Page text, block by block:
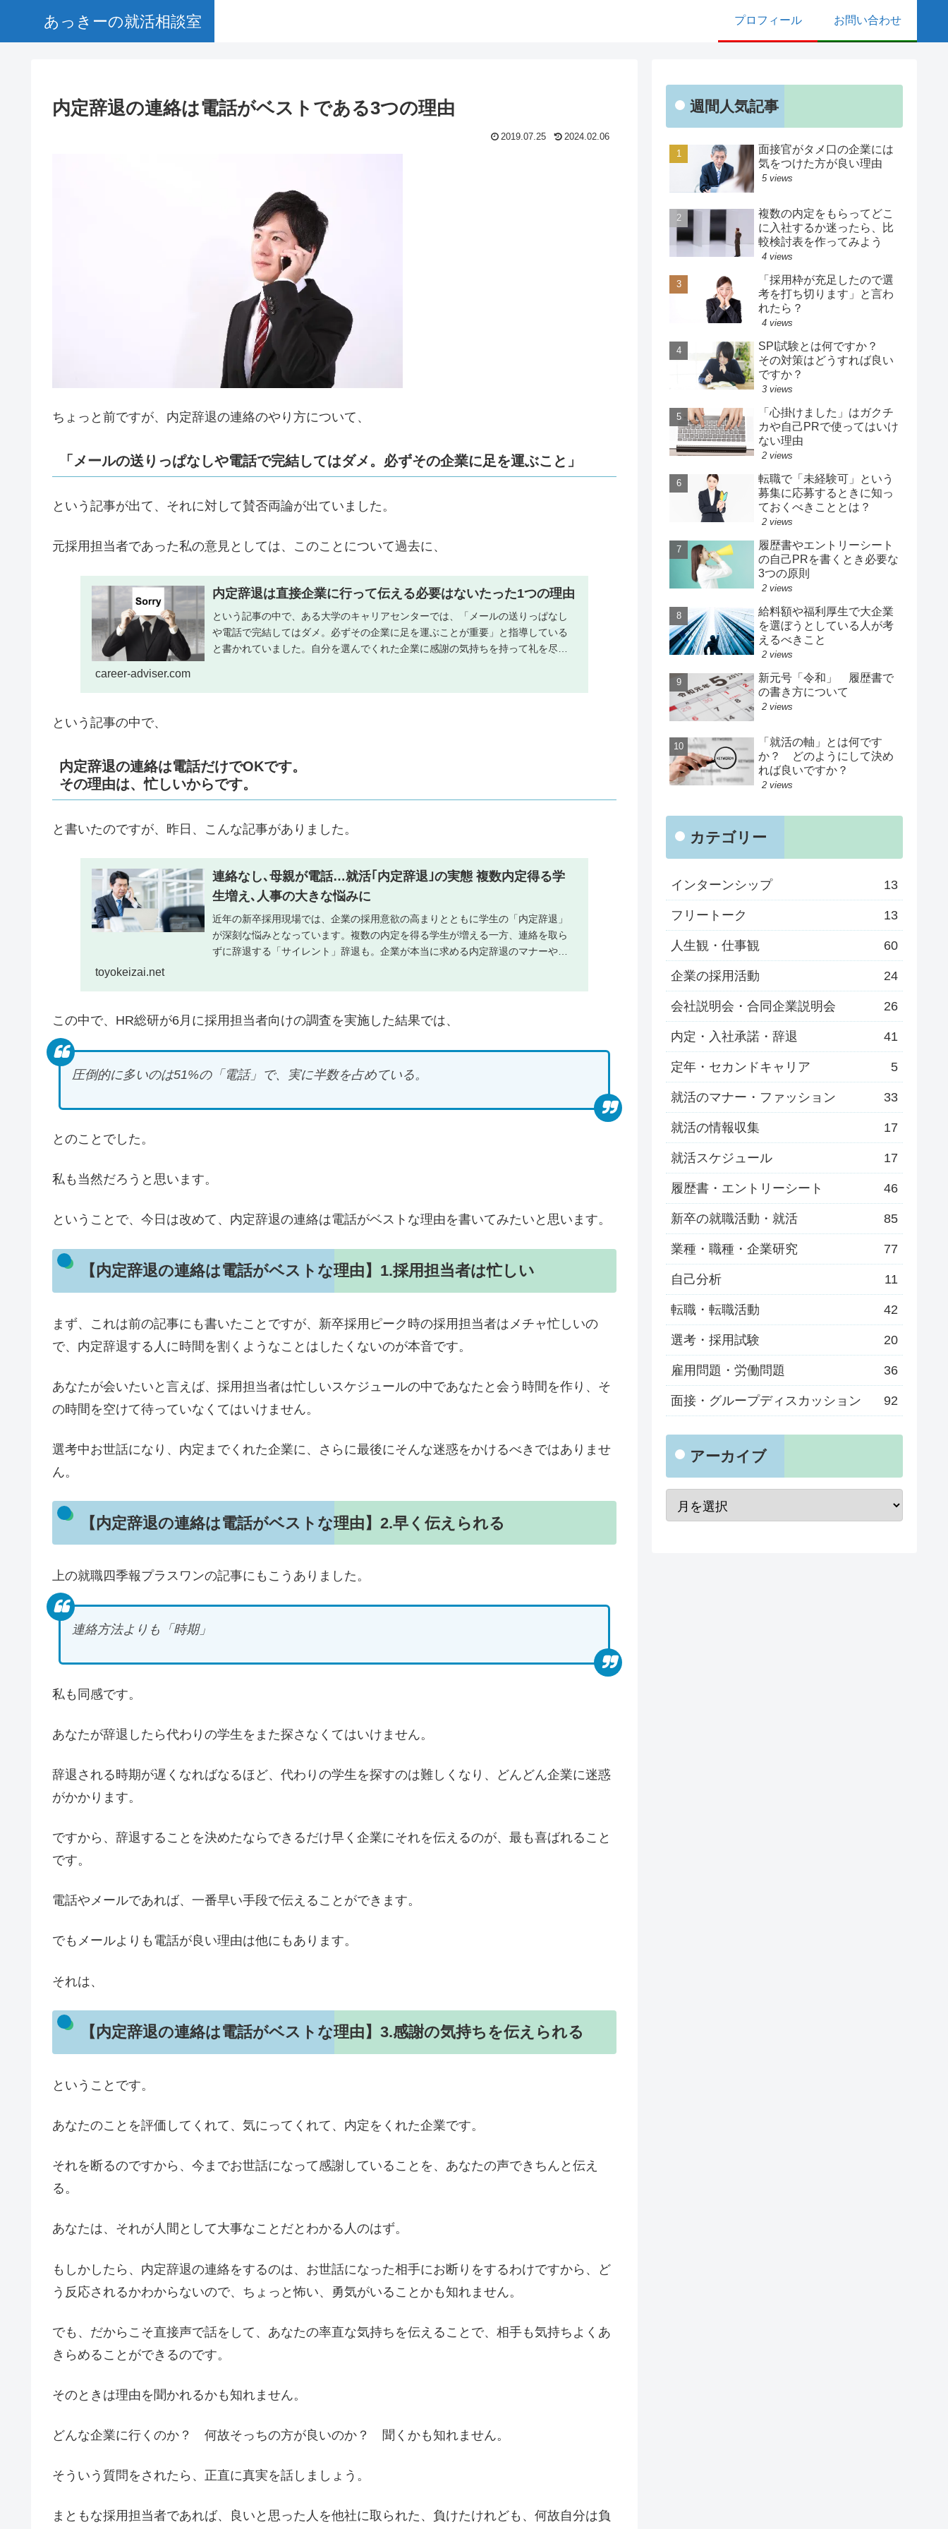
あっきーの就活相談室 プロフィール お問い合わせ
内定辞退の連絡は電話がベストである3つの理由
2019.07.25 2024.02.06
ちょっと前ですが、内定辞退の連絡のやり方について、
「メールの送りっぱなしや電話で完結してはダメ。必ずその企業に足を運ぶこと」
という記事が出て、それに対して賛否両論が出ていました。
元採用担当者であった私の意見としては、このことについて過去に、
内定辞退は直接企業に行って伝える必要はないたった1つの理由
という記事の中で、ある大学のキャリアセンターでは、「メールの送りっぱなし
や電話で完結してはダメ。必ずその企業に足を運ぶことが重要」と指導している
と書かれていました。自分を選んでくれた企業に感謝の気持ちを持って礼を尽く
career-adviser.com
という記事の中で、
内定辞退の連絡は電話だけでOKです。
その理由は、忙しいからです。
と書いたのですが、昨日、こんな記事がありました。
連絡なし､母親が電話…就活｢内定辞退｣の実態 複数内定得る学
生増え､人事の大きな悩みに
近年の新卒採用現場では、企業の採用意欲の高まりとともに学生の「内定辞退」
が深刻な悩みとなっています。複数の内定を得る学生が増える一方、連絡を取ら
ずに辞退する「サイレント」辞退も。企業が本当に求める内定辞退のマナーや理
toyokeizai.net
この中で、HR総研が6月に採用担当者向けの調査を実施した結果では、
圧倒的に多いのは51%の「電話」で、実に半数を占めている。
とのことでした。
私も当然だろうと思います。
ということで、今日は改めて、内定辞退の連絡は電話がベストな理由を書いてみたいと思います。
【内定辞退の連絡は電話がベストな理由】1.採用担当者は忙しい
まず、これは前の記事にも書いたことですが、新卒採用ピーク時の採用担当者はメチャ忙しいの
で、内定辞退する人に時間を割くようなことはしたくないのが本音です。
あなたが会いたいと言えば、採用担当者は忙しいスケジュールの中であなたと会う時間を作り、そ
の時間を空けて待っていなくてはいけません。
選考中お世話になり、内定までくれた企業に、さらに最後にそんな迷惑をかけるべきではありませ
ん。
【内定辞退の連絡は電話がベストな理由】2.早く伝えられる
上の就職四季報プラスワンの記事にもこうありました。
連絡方法よりも「時期」
私も同感です。
あなたが辞退したら代わりの学生をまた探さなくてはいけません。
辞退される時期が遅くなればなるほど、代わりの学生を探すのは難しくなり、どんどん企業に迷惑
がかかります。
ですから、辞退することを決めたならできるだけ早く企業にそれを伝えるのが、最も喜ばれること
です。
電話やメールであれば、一番早い手段で伝えることができます。
でもメールよりも電話が良い理由は他にもあります。
それは、
【内定辞退の連絡は電話がベストな理由】3.感謝の気持ちを伝えられる
ということです。
あなたのことを評価してくれて、気にってくれて、内定をくれた企業です。
それを断るのですから、今までお世話になって感謝していることを、あなたの声できちんと伝え
る。
あなたは、それが人間として大事なことだとわかる人のはず。
もしかしたら、内定辞退の連絡をするのは、お世話になった相手にお断りをするわけですから、ど
う反応されるかわからないので、ちょっと怖い、勇気がいることかも知れません。
でも、だからこそ直接声で話をして、あなたの率直な気持ちを伝えることで、相手も気持ちよくあ
きらめることができるのです。
そのときは理由を聞かれるかも知れません。
どんな企業に行くのか？ 何故そっちの方が良いのか？ 聞くかも知れません。
そういう質問をされたら、正直に真実を話しましょう。
まともな採用担当者であれば、良いと思った人を他社に取られた、負けたけれども、何故自分は負
週間人気記事
面接官がタメ口の企業には
気をつけた方が良い理由
5 views
複数の内定をもらってどこ
に入社するか迷ったら、比
較検討表を作ってみよう
4 views
「採用枠が充足したので選
考を打ち切ります」と言わ
れたら？
4 views
SPI試験とは何ですか？
その対策はどうすれば良い
ですか？
3 views
「心掛けました」はガクチ
カや自己PRで使ってはいけ
ない理由
2 views
転職で「未経験可」という
募集に応募するときに知っ
ておくべきこととは？
2 views
履歴書やエントリーシート
の自己PRを書くとき必要な
3つの原則
2 views
給料額や福利厚生で大企業
を選ぼうとしている人が考
えるべきこと
2 views
新元号「令和」 履歴書で
の書き方について
2 views
「就活の軸」とは何です
か？ どのようにして決め
れば良いですか？
2 views
カテゴリー
インターンシップ 13
フリートーク 13
人生観・仕事観 60
企業の採用活動 24
会社説明会・合同企業説明会 26
内定・入社承諾・辞退 41
定年・セカンドキャリア 5
就活のマナー・ファッション 33
就活の情報収集 17
就活スケジュール 17
履歴書・エントリーシート 46
新卒の就職活動・就活 85
業種・職種・企業研究 77
自己分析 11
転職・転職活動 42
選考・採用試験 20
雇用問題・労働問題 36
面接・グループディスカッション 92
アーカイブ